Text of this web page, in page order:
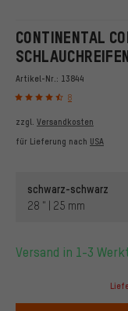
CONTINENTAL
Artikel-Nr.: 13844
8
zzgl. Versandkosten
für Lieferung nach USA
schwarz-schwarz
28 " | 25 mm
Versand in 1-3